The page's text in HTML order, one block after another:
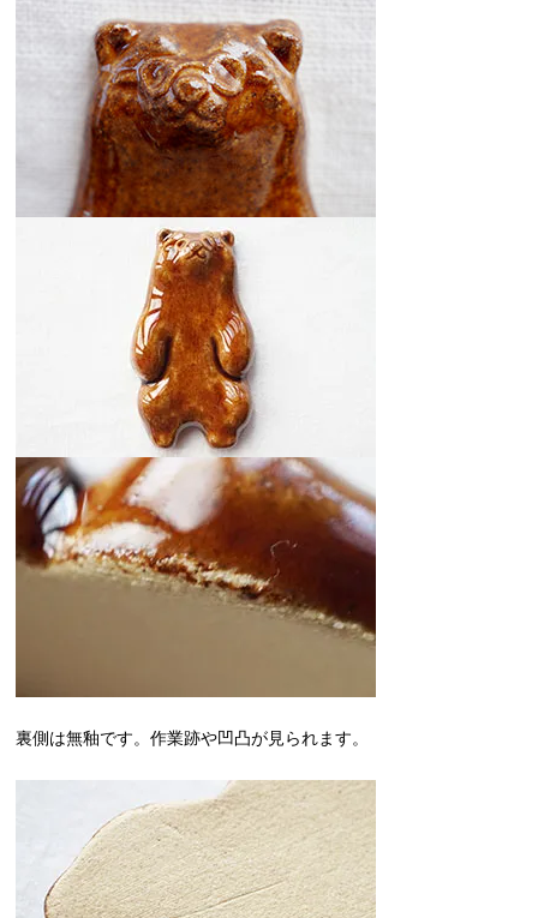
裏側は無釉です。作業跡や凹凸が見られます。